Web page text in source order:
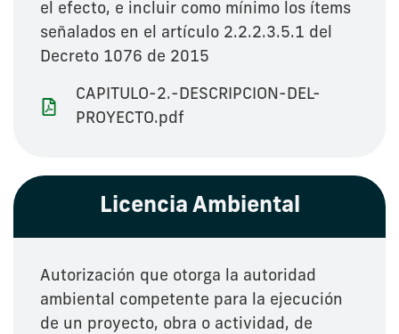
el efecto, e incluir como mínimo los ítems
señalados en el artículo 2.2.2.3.5.1 del
Decreto 1076 de 2015
CAPITULO-2.-DESCRIPCION-DEL-
PROYECTO.pdf
Licencia Ambiental
Autorización que otorga la autoridad
ambiental competente para la ejecución
de un proyecto, obra o actividad, de